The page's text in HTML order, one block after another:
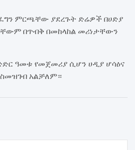
ምርጫቸው ያደረጉት ድሬዎች በሀድያ
በጥብቅ በመከላከል መሪነታቸውን
ዓመቱ የመጀመሪያ ሲሆን ሀዲያ ሆሳዕና
አልቻለም።